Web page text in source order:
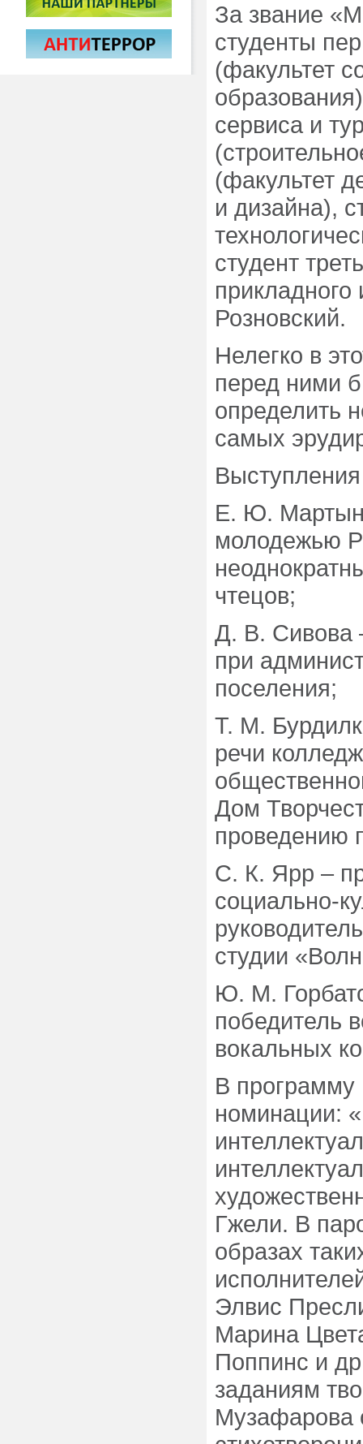
За звание
студенты
(факультет
сервиса и
(факультет
и дизайна),
студент
прикладного
Розновский.
Нелегко в
перед ними
определить
самых
Е. Ю.
молодежью
чтецов;
Д. В. Сивова
при
поселения;
Т. М.
речи
Дом
проведению
С. К. Ярр –
социально-
студии
Ю. М.
победитель
вокальных
В
номинации:
Гжели. В
образах
Элвис
Марина
Поппинс и
заданиям
Музафарова